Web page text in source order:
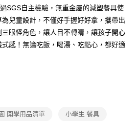
台灣大哥大用戶可立即使用無須另外申請。
期」，訂單成立後會自動跳轉到大哥付的交易
欲分期的期數、繳款截止日，確認付款後即完
往確認交易或遇審核未通過，訂單將自動取
「大哥付你分期」於每月結算日後寄送繳費提
可選擇「超商條碼／台灣大直營門市／銀行轉
品之後才付款」的支付方式。 讓您購物簡單
程】
確認金額後，即可完成結帳。
以上)免運費
SGS自主檢驗，無重金屬的減塑餐具使
兒童設計，不僅好手握好好拿，攜帶出
眼怪角色，讓人目不轉睛，讓孩子開心
感！無論吃飯，喝湯、吃點心，都好適
開學用品清單 小學生 餐具